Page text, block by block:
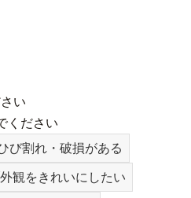
い
ください
び割れ・破損がある
外観をきれいにしたい